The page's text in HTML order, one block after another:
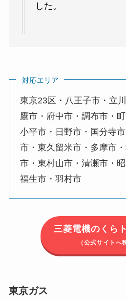
した。
対応エリア
東京23区・八王子市・立
鷹市・府中市・調布市・
小平市・日野市・国分寺
市・東久留米市・多摩市
市・東村山市・清瀬市・
福生市・羽村市
三菱電機のくら
（公式サイトへ
東京ガス